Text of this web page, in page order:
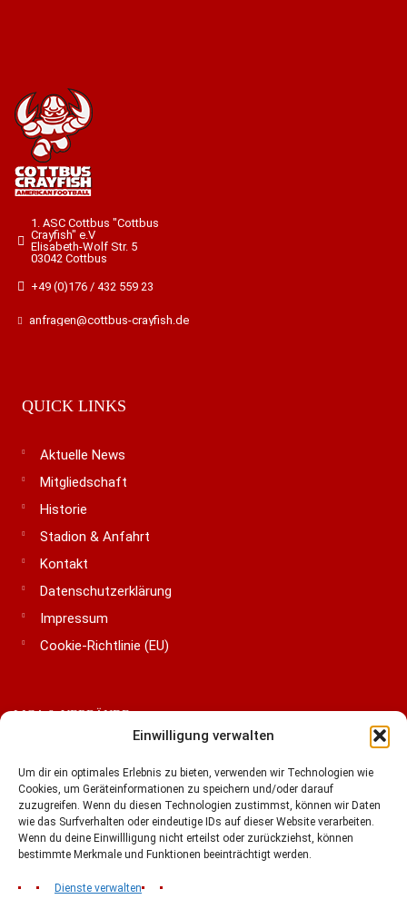
Einwilligung verwalten
Um dir ein optimales Erlebnis zu bieten, verwenden wir Technologien wie
Cookies, um Geräteinformationen zu speichern und/oder darauf
zuzugreifen. Wenn du diesen Technologien zustimmst, können wir Daten
wie das Surfverhalten oder eindeutige IDs auf dieser Website verarbeiten.
Wenn du deine Einwillligung nicht erteilst oder zurückziehst, können
bestimmte Merkmale und Funktionen beeinträchtigt werden.
Dienste verwalten
1. ASC Cottbus "Cottbus
Crayfish" e.V
Elisabeth-Wolf Str. 5
03042 Cottbus
+49 (0)176 / 432 559 23
anfragen@cottbus-crayfish.de
QUICK LINKS
Aktuelle News
Mitgliedschaft
Historie
Stadion & Anfahrt
Kontakt
Datenschutzerklärung
Impressum
Cookie-Richtlinie (EU)
LIGA & VERBÄNDE